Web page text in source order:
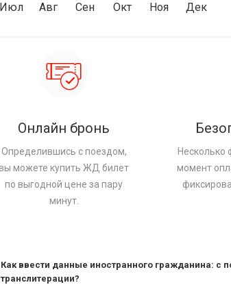
Июл Авг Сен Окт Ноя Дек
Онлайн бронь
Определившись с поездом,
можете купить ЖД билет
по выгодной цене за пару
минут.
Несколько
момент
Как ввести данные иностранного гражданина: с
транслитерации?